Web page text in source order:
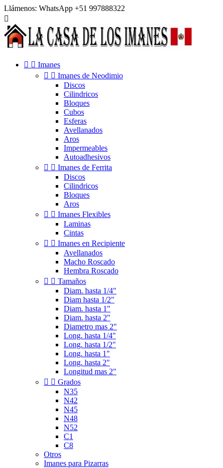
Llámenos: WhatsApp +51 997888322

  Imanes
  Imanes de Neodimio
Discos
Cilindricos
Bloques
Cubos
Esferas
Avellanados
Aros
Impermeables
Autoadhesivos
  Imanes de Ferrita
Discos
Cilindricos
Bloques
Aros
  Imanes Flexibles
Laminas
Cintas
  Imanes en Recipiente
Avellanados
Macho Roscado
Hembra Roscado
  Tamaños
Diam. hasta 1/4"
Diam hasta 1/2"
Diam. hasta 1"
Diam. hasta 2"
Diametro mas 2"
Long. hasta 1/4"
Long. hasta 1/2"
Long. hasta 1"
Long. hasta 2"
Longitud mas 2"
  Grados
N35
N42
N45
N48
N52
C1
C8
Otros
Imanes para Pizarras